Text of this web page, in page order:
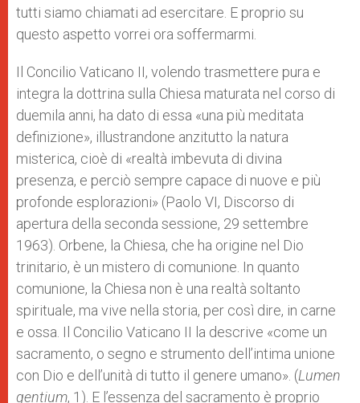
tutti siamo chiamati ad esercitare. E proprio su
questo aspetto vorrei ora soffermarmi.
Il Concilio Vaticano II, volendo trasmettere pura e
integra la dottrina sulla Chiesa maturata nel corso di
duemila anni, ha dato di essa «una più meditata
definizione», illustrandone anzitutto la natura
misterica, cioè di «realtà imbevuta di divina
presenza, e perciò sempre capace di nuove e più
profonde esplorazioni» (Paolo VI, Discorso di
apertura della seconda sessione, 29 settembre
1963). Orbene, la Chiesa, che ha origine nel Dio
trinitario, è un mistero di comunione. In quanto
comunione, la Chiesa non è una realtà soltanto
spirituale, ma vive nella storia, per così dire, in carne
e ossa. Il Concilio Vaticano II la descrive «come un
sacramento, o segno e strumento dell’intima unione
con Dio e dell’unità di tutto il genere umano». (Lumen
gentium, 1). E l’essenza del sacramento è proprio